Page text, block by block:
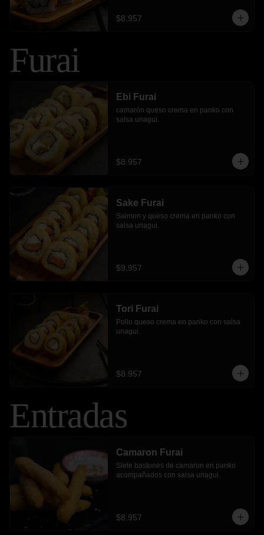
$8.957
Furai
Ebi Furai
camarón queso crema en panko con
salsa unagui.
$8.957
Sake Furai
Salmon y queso crema en panko con
salsa unagui.
$9.957
Tori Furai
Pollo queso crema en panko con salsa
unagui.
$8.957
Entradas
Camaron Furai
Siete bastones de camaron en panko
acompañados con salsa unagui.
$8.957